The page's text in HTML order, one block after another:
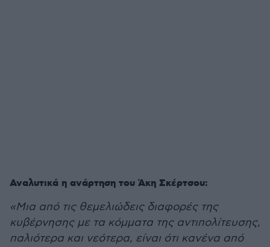
Αναλυτικά η ανάρτηση του Άκη Σκέρτσου:
«Μια από τις θεμελιώδεις διαφορές της
κυβέρνησης με τα κόμματα της αντιπολίτευσης,
παλιότερα και νεότερα, είναι ότι κανένα από